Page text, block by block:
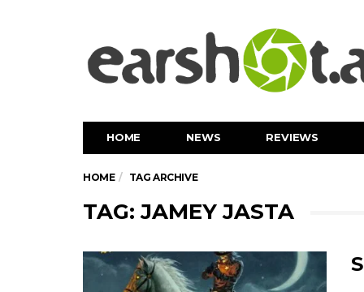
HOME NEWS REVIEWS
HOME TAG ARCHIVE
TAG: JAMEY JASTA